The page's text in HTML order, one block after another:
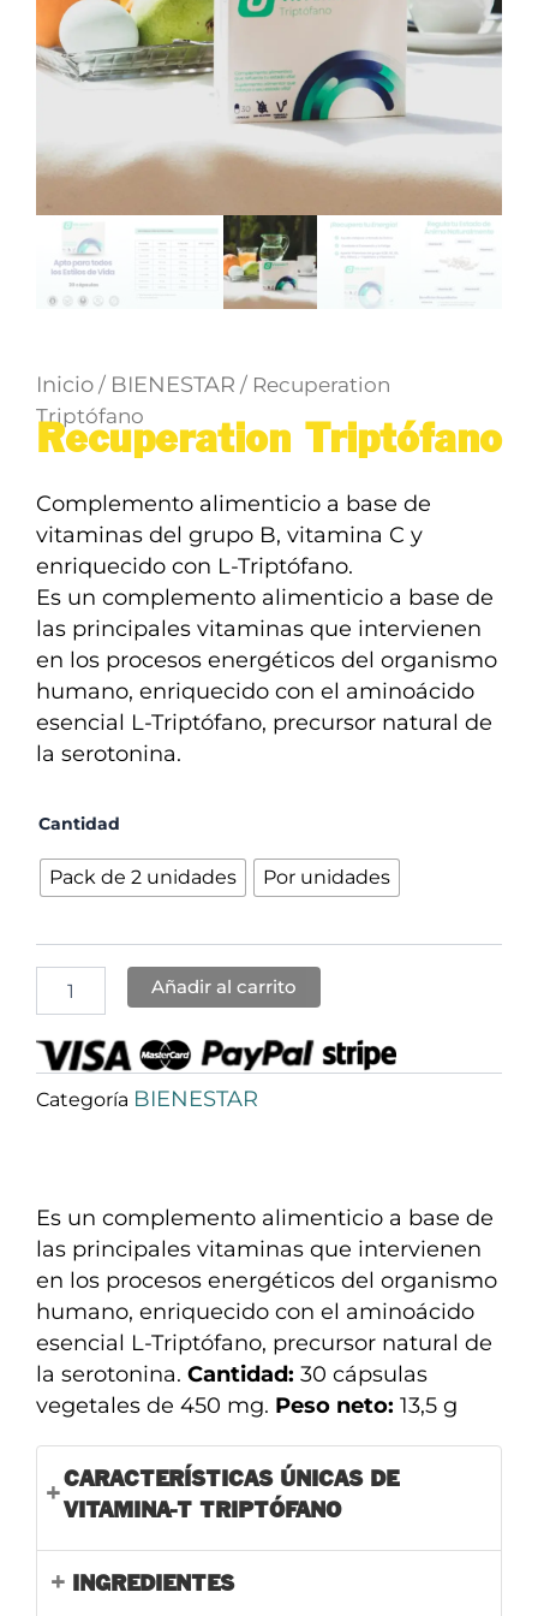
Inicio / BIENESTAR / Recuperation
Triptófano
Recuperation Triptófano
Complemento alimenticio a base de
vitaminas del grupo B, vitamina C y
enriquecido con L-Triptófano.
Es un complemento alimenticio a base de
las principales vitaminas que intervienen
en los procesos energéticos del organismo
humano, enriquecido con el aminoácido
esencial L-Triptófano, precursor natural de
la serotonina.
Cantidad
Pack de 2 unidades Por unidades
Recuperation
Triptófano
cantidad
Añadir al carrito
Categoría BIENESTAR
Es un complemento alimenticio a base de
las principales vitaminas que intervienen
en los procesos energéticos del organismo
humano, enriquecido con el aminoácido
esencial L-Triptófano, precursor natural de
la serotonina. Cantidad: 30 cápsulas
vegetales de 450 mg. Peso neto: 13,5 g
CARACTERÍSTICAS ÚNICAS DE
VITAMINA-T TRIPTÓFANO
INGREDIENTES